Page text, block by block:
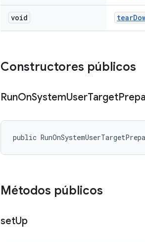
void tear
Constructores públicos
RunOnSystemUserTarget
public
Métodos públicos
setUp